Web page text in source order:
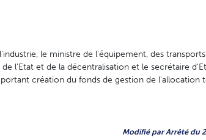
le ministre de l'équipement, des
l'Etat et de la décentralisation et le secrétaire
création du fonds de gestion de l'allocation
Modifié par Arrêté du